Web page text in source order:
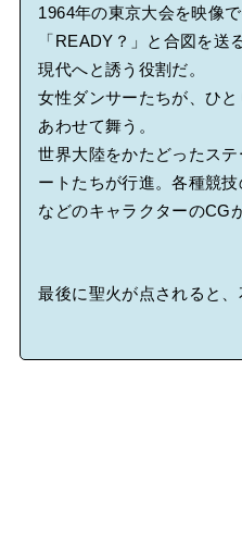
1964年の東京大会を映像
「READY？」と合図を送
現代へと誘う役割だ。
女性ダンサーたちが、ひ
あわせて舞う。
世界大陸をかたどったス
ートたちが行進。各種競
などのキャラクターのCG
最後に聖火が点されると